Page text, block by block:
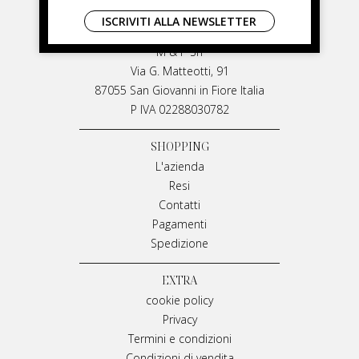
LIVIANA MIRARCHI
M & P Srl
Via G. Matteotti, 91
87055 San Giovanni in Fiore Italia
P IVA 02288030782
SHOPPING
L'azienda
Resi
Contatti
Pagamenti
Spedizione
EXTRA
cookie policy
Privacy
Termini e condizioni
ISCRIVITI ALLA NEWSLETTER